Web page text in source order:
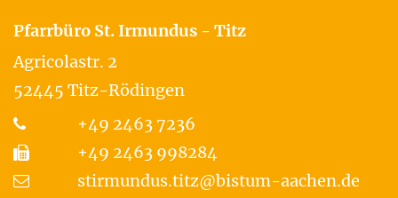
Pfarrbüro St. Irmundus - Titz
Agricolastr. 2
52445 Titz-Rödingen
+49 2463 7236
+49 2463 998284
stirmundus.titz@bistum-aachen.de